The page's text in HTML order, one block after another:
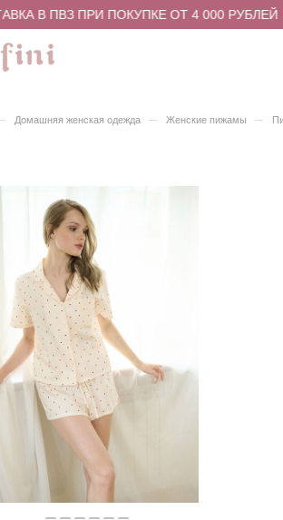
В ПВЗ ПРИ ПОКУПКЕ ОТ 4 000 РУБЛЕЙ
Домашняя женская одежда – Женские пижамы –